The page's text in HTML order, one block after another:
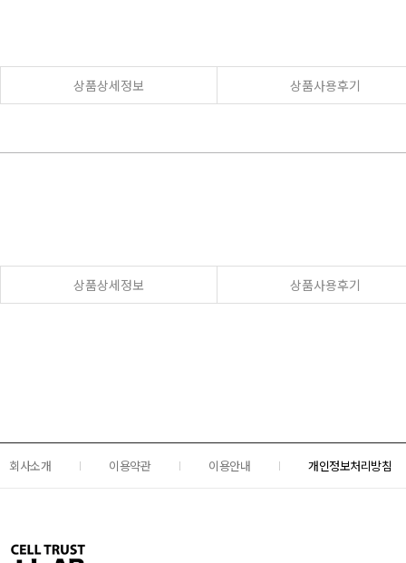
상품상세정보 상품사용후기
상품상세정보 상품사용후기
회사소개 이용약관 이용안내 개인정보처리방침